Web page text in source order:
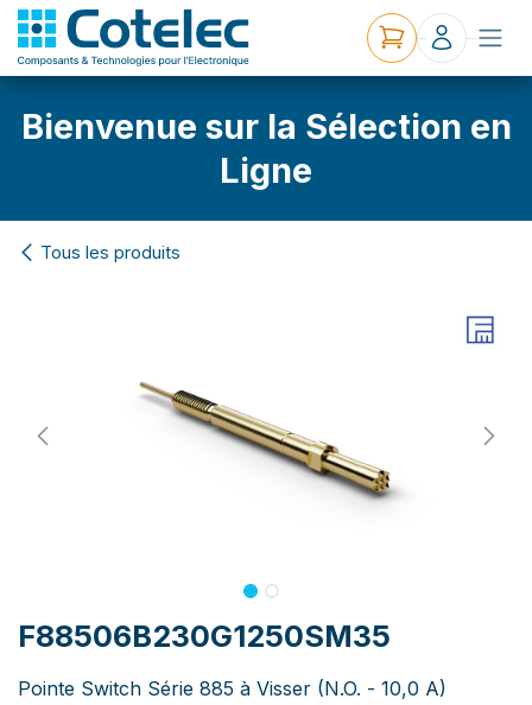
Bienvenue sur la Sélection en
Ligne
Tous les produits
F88506B230G1250SM35
Pointe Switch Série 885 à Visser (N.O. - 10,0 A)